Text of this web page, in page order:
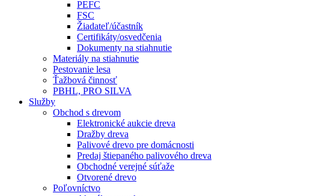
PEFC
FSC
Žiadateľ/účastník
Certifikáty/osvedčenia
Dokumenty na stiahnutie
Materiály na stiahnutie
Pestovanie lesa
Ťažbová činnosť
PBHL, PRO SILVA
Služby
Obchod s drevom
Elektronické aukcie dreva
Dražby dreva
Palivové drevo pre domácnosti
Predaj štiepaného palivového dreva
Obchodné verejné súťaže
Otvorené drevo
Poľovníctvo